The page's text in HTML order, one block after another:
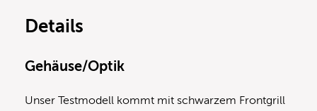
Details
Gehäuse/Optik
Unser Testmodell kommt mit schwarzem Frontgrill